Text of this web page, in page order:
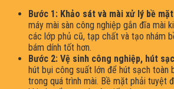
Bước 1: Khảo sát và mài xử lý bề
máy mài sàn công nghiệp gắn đĩa mài
các lớp phủ cũ, tạp chất và tạo nhám
bám dính tốt hơn.
Bước 2: Vệ sinh công nghiệp, hút
hút bụi công suất lớn để hút sạch toàn
trong quá trình mài. Bề mặt phải tuyệt